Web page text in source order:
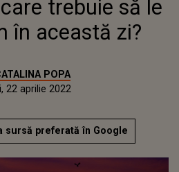
trebuie să le
în această zi?
POPA
22 aprilie 2022
sursă preferată în Google